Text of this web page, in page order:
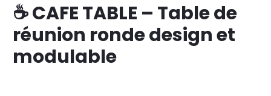
☕ CAFE TABLE – Table de
réunion ronde design et
modulable